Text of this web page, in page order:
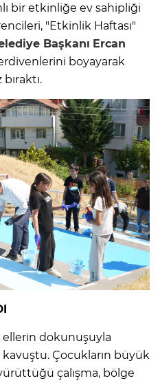
bir etkinliğe ev sahipliği
"Etkinlik Haftası"
Başkanı Ercan
boyayarak
ellerin dokunuşuyla
Çocukların büyük
çalışma, bölge